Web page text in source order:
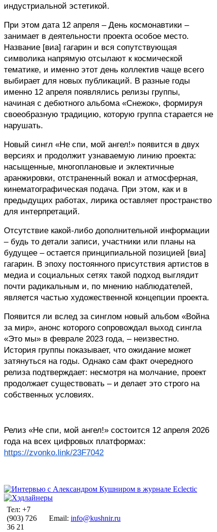
индустриальной эстетикой.
При этом дата 12 апреля – День космонавтики –
занимает в деятельности проекта особое место.
Название [виа] гагарин и вся сопутствующая
символика напрямую отсылают к космической
тематике, и именно этот день коллектив чаще всего
выбирает для новых публикаций. В разные годы
именно 12 апреля появлялись релизы группы,
начиная с дебютного альбома «Снежок», формируя
своеобразную традицию, которую группа старается не
нарушать.
Новый сингл «Не спи, мой ангел!» появится в двух
версиях и продолжит узнаваемую линию проекта:
насыщенные, многоплановые и эклектичные
аранжировки, отстраненный вокал и атмосферная,
кинематографическая подача. При этом, как и в
предыдущих работах, лирика оставляет пространство
для интерпретаций.
Отсутствие какой-либо дополнительной информации
– будь то детали записи, участники или планы на
будущее – остается принципиальной позицией [виа]
гагарин. В эпоху постоянного присутствия артистов в
медиа и социальных сетях такой подход выглядит
почти радикальным и, по мнению наблюдателей,
является частью художественной концепции проекта.
Появится ли вслед за синглом новый альбом «Война
за мир», анонс которого сопровождал выход сингла
«Это мы» в феврале 2023 года, – неизвестно.
История группы показывает, что ожидание может
затянуться на годы. Однако сам факт очередного
релиза подтверждает: несмотря на молчание, проект
продолжает существовать – и делает это строго на
собственных условиях.
Релиз «Не спи, мой ангел!» состоится 12 апреля 2026
https://zvonko.link/23F7042
Тел: +7
(903) 726
36 21
Email: info@kushnir.ru